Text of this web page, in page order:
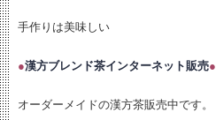
手作りは美味しい
●漢方ブレンド茶インターネット販売●
オーダーメイドの漢方茶販売中です。